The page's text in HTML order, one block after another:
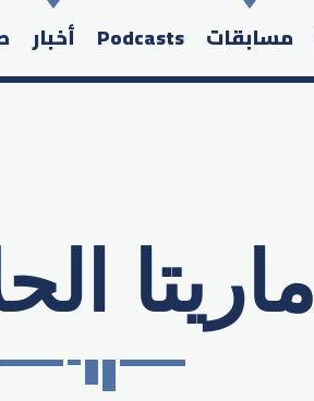
مسابقات Podcasts أخبار
in the website:
ماريتا